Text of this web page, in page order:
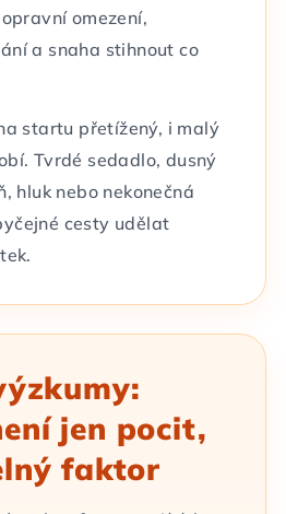
omezení,
a snaha stihnout co
startu přetížený, i malý
Tvrdé sedadlo, dusný
hluk nebo nekonečná
cesty udělat
jen pocit,
faktor